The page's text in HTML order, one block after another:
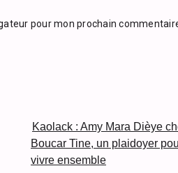
pour mon prochain
Kaolack : Amy Mara Dièye
Boucar Tine, un plaidoyer
vivre ensemble